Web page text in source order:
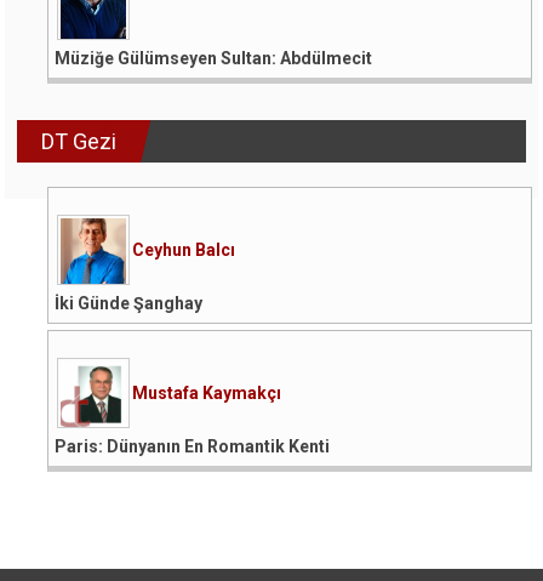
Müziğe Gülümseyen Sultan: Abdülmecit
DT Gezi
Ceyhun Balcı
İki Günde Şanghay
Mustafa Kaymakçı
Paris: Dünyanın En Romantik Kenti